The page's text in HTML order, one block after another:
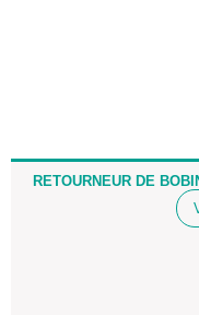
RETOURNEUR DE